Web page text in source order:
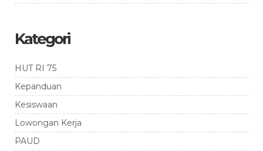
Kategori
HUT RI 75
Kepanduan
Kesiswaan
Lowongan Kerja
PAUD